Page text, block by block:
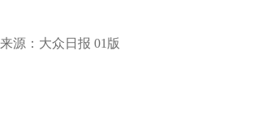
来源：大众日报01版